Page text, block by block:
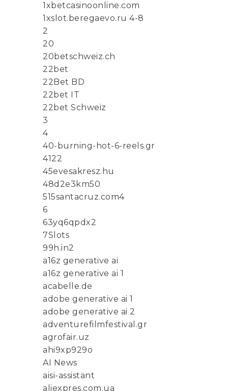
1xbetcasinoonline.com
1xslot.beregaevo.ru 4-8
2
20
20betschweiz.ch
22bet
22Bet BD
22bet IT
22bet Schweiz
3
4
40-burning-hot-6-reels.gr
4122
45evesakresz.hu
48d2e3km50
515santacruz.com4
6
63yq6qpdx2
7Slots
99h.in2
a16z generative ai
a16z generative ai 1
acabelle.de
adobe generative ai 1
adobe generative ai 2
adventurefilmfestival.gr
agrofair.uz
ahi9xp929o
AI News
aisi-assistant
aliexpres.com.ua